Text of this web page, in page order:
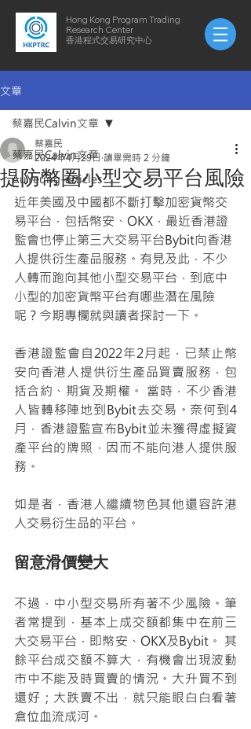
Hong Kong Program Trading
Research Center
​​香港程式交易研究中心
文章
蔡嘉民Calvin文章
AuYeung-articles
蔡嘉民Calvin文章
提防幣圈小型交易平台風險
蔡嘉民
2024年4月29日 讀畢需時 2 分鐘
近年美國及中國都不斷打擊加密貨幣交
易平台，包括幣安、OKX，最近香港證
監會也停止第三大交易平台Bybit向香港
人提供衍生產品服務。有見及此，不少
人轉而跑向其他小型交易平台，到底中
小型的加密貨幣平台有哪些潛在風險
呢？今期專欄就與讀者探討一下。
香港證監會自2022年2月起，已禁止幣
安向香港人提供衍生產品買賣服務，包
括合約、期貨及期權。 當時，不少香港
人皆轉移陣地到Bybit去交易。奈何到4
月，香港證監宣布Bybit並未獲得虛擬資
產平台的牌照，因而不能向港人提供服
務。
如是者，香港人繼續物色其他還容許港
人交易衍生品的平台。
留意滑價變大
不過，中小型交易所有著不少風險。筆
者常提到，基本上成交額都集中在前三
大交易平台，即幣安、OKX及Bybit。 其
餘平台成交額不算大，有機會出現波動
市中不能及時買賣的情況。大升買不到
還好；大跌賣不出，就只能眼白白看著
倉位血流成河。